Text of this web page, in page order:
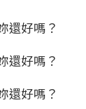
還好嗎？
還好嗎？
還好嗎？